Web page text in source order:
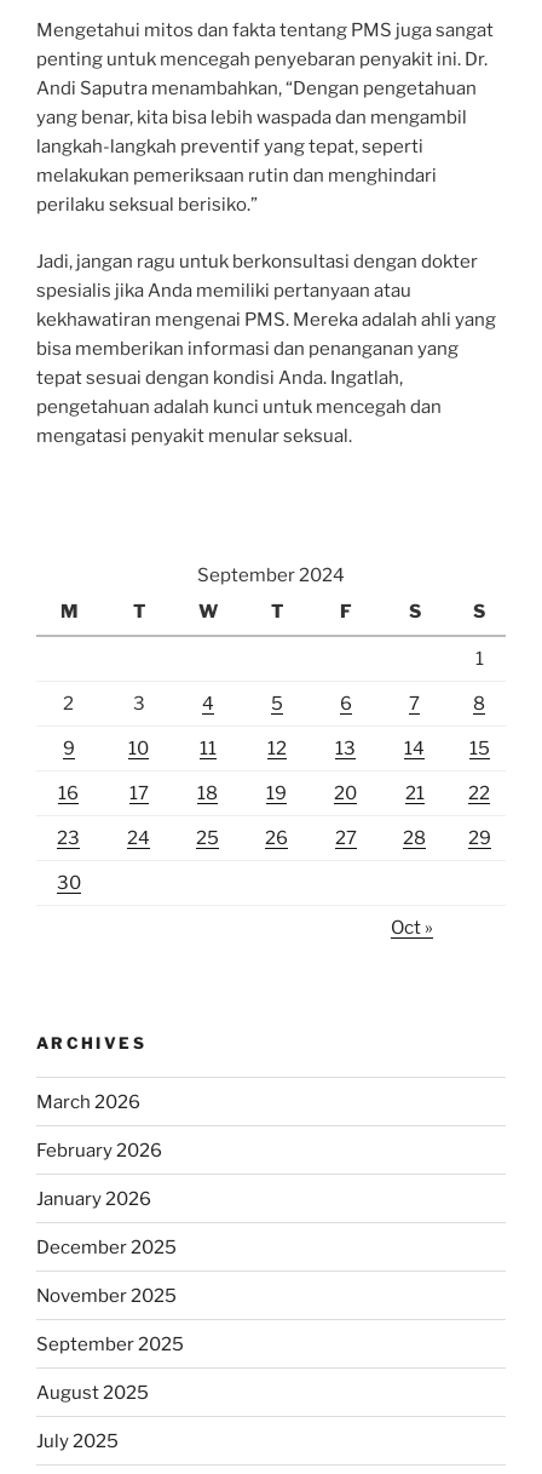
Mengetahui mitos dan fakta tentang PMS juga sangat
penting untuk mencegah penyebaran penyakit ini. Dr.
Andi Saputra menambahkan, “Dengan pengetahuan
yang benar, kita bisa lebih waspada dan mengambil
langkah-langkah preventif yang tepat, seperti
melakukan pemeriksaan rutin dan menghindari
perilaku seksual berisiko.”
Jadi, jangan ragu untuk berkonsultasi dengan dokter
spesialis jika Anda memiliki pertanyaan atau
kekhawatiran mengenai PMS. Mereka adalah ahli yang
bisa memberikan informasi dan penanganan yang
tepat sesuai dengan kondisi Anda. Ingatlah,
pengetahuan adalah kunci untuk mencegah dan
mengatasi penyakit menular seksual.
September 2024
M
T W T F S S
1
2 3 4 5 6 7 8
9 10 11 12 13 14 15
16 17 18 19 20 21 22
23 24 25 26 27 28 29
30
Oct »
ARCHIVES
March 2026
February 2026
January 2026
December 2025
November 2025
September 2025
August 2025
July 2025